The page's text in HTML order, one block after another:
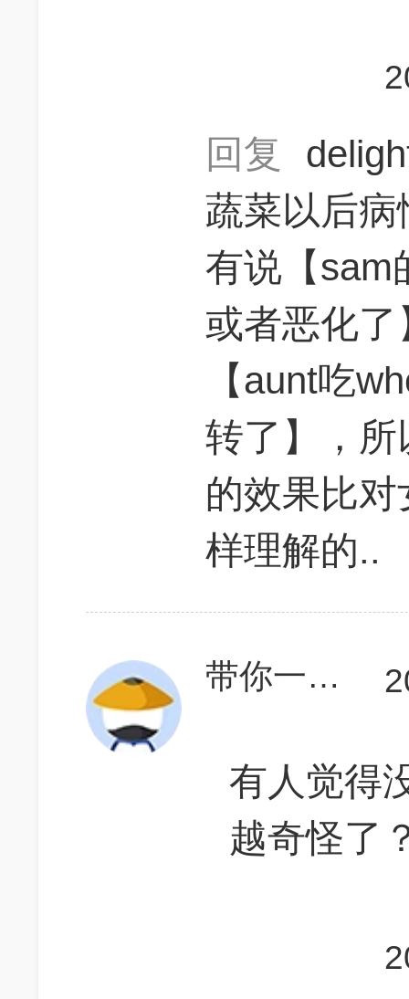
回复
蔬菜以后
有说【sam
或者恶化
【aunt吃
转了】，
的效果比
样理解的..
带你一起逍遥
有人觉得
越奇怪了